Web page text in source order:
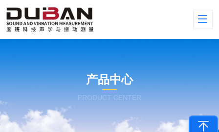
产品中心
PRODUCT CENTER